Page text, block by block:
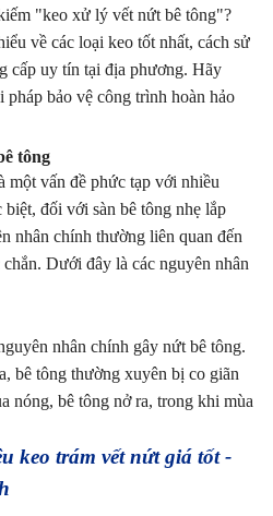
"keo xử lý vết nứt bê tông"?
về các loại keo tốt nhất, cách sử
cấp uy tín tại địa phương. Hãy
bảo vệ công trình hoàn hảo
tông
một vấn đề phức tạp với nhiều
đối với sàn bê tông nhẹ lắp
nhân chính thường liên quan đến
Dưới đây là các nguyên nhân
nhân chính gây nứt bê tông.
bê tông thường xuyên bị co giãn
nóng, bê tông nở ra, trong khi mùa
keo trám vết nứt giá tốt -